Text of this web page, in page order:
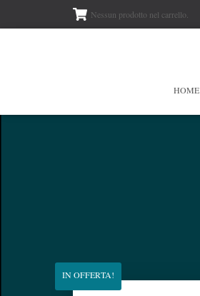
Nessun prodotto nel carrello.
HOME
IN OFFERTA!